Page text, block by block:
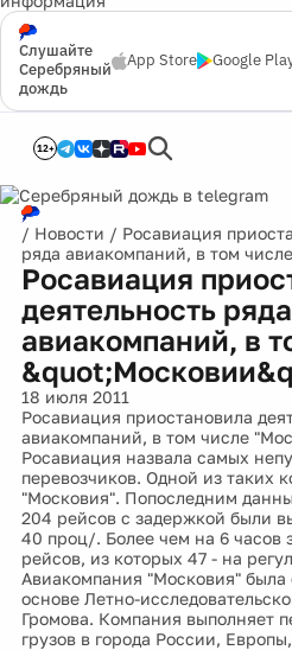
Слушайте
Серебряный
дождь
App Store Google
12+
/ Новости / Росавиация
ряда авиакомпаний, в том
Росавиация
деятельность ряда
авиакомпаний, в
18 июля 2011
Росавиация приостановила
авиакомпаний, в том числе
Росавиация назвала самых
перевозчиков. Одной из таких
"Московия". Попоследним
204 рейсов с задержкой были
40 проц/. Более чем на 6 часов
рейсов, из которых 47 - на
Авиакомпания "Московия" была
основе Летно-
Громова. Компания выполняет
грузов в города России,